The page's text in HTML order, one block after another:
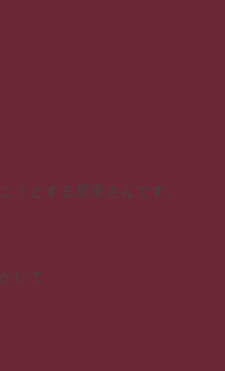
うとする星座さんです。
いて